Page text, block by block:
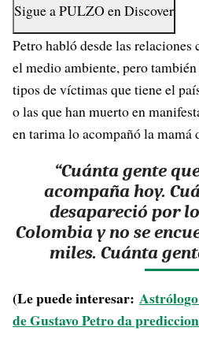
Sigue aPULZO enDiscover
Petro habló desde las relaciones
el medio ambiente, pero
tipos de víctimas que tiene el
o las que han muerto en
en tarima lo acompañó la mamá
“Cuánta gente
acompaña hoy.
desapareció por
Colombia y no se
miles. Cuánta
(Le puede interesar:
de Gustavo Petro da